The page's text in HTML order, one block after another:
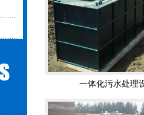
一体化污水处理